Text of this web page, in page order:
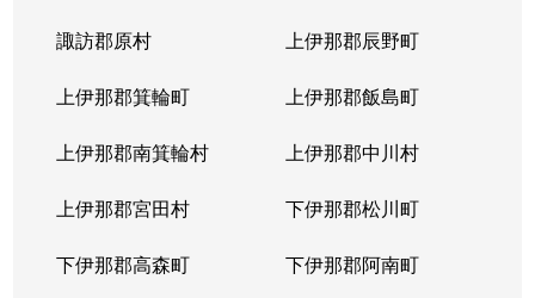
諏訪郡原村 上伊那郡辰野町
上伊那郡箕輪町 上伊那郡飯島町
上伊那郡南箕輪村 上伊那郡中川村
上伊那郡宮田村 下伊那郡松川町
下伊那郡高森町 下伊那郡阿南町